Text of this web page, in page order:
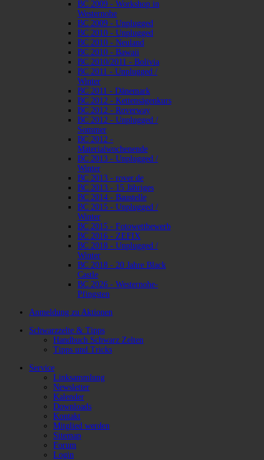
BC 2009 - Workshop in
Westernohe
BC 2009 - Unplugged
BC 2010 - Unplugged
BC 2010 - Neuland
BC 2010 - Bawaii
BC 2010/2011 - Bolivia
BC 2011 - Unplugged /
Winter
BC 2011 - Dänemark
BC 2012 - Kettensägenkurs
BC 2012 - Roverway
BC 2012 - Unplugged /
Sommer
BC 2012 -
Materialwochenende
BC 2013 - Unplugged /
Winter
BC 2013 - rover.de
BC 2013 - 15 Jähriges
BC 2014 - Baustelle
BC 2015 - Unplugged /
Winter
BC 2015 - Fotowettbewerb
BC 2016 - ZEFIX
BC 2018 - Unplugged /
Winter
BC 2018 - 20 Jahre Black
Castle
BC 2026 - Westernohe-
Pfingsten
Anmeldung zu Aktionen
Schwarzzelte & Tipps
Handbuch Schwarz Zelten
Tipps und Tricks
Service
Linksammlung
Newsletter
Kalender
Downloads
Kontakt
Mitglied werden
Sitemap
Forum
Login